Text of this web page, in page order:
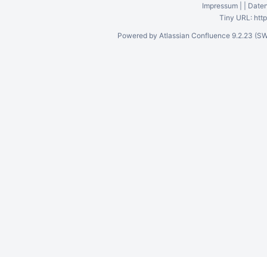
Impressum
Tiny URL:
Powered by Atlassian Confluence 9.2.23